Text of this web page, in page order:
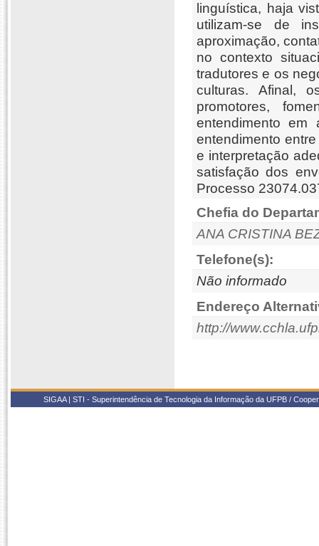
linguística, haja
utilizam-se de
aproximação,
no contexto
tradutores e os
culturas. Afinal,
promotores,
entendimento em
entendimento
e interpretação
satisfação dos
Processo
Chefia do
ANA CRISTINA
Telefone(s):
Não informado
Endereço
http://
SIGAA | STI - Superintendência de Tecnologia da Informação da UFPB /